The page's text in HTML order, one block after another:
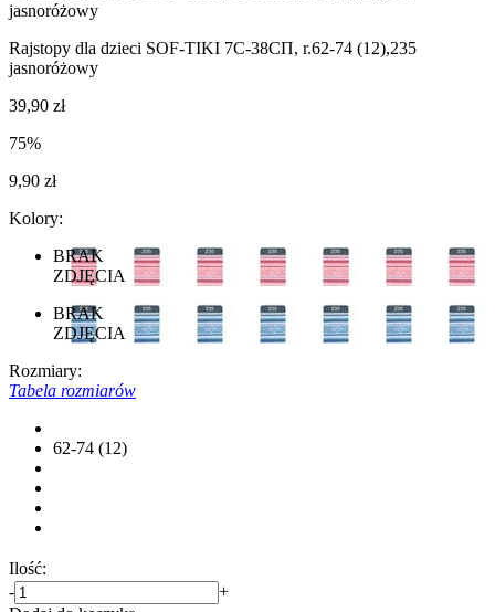
jasnoróżowy
Rajstopy dla dzieci SOF-TIKI 7С-38СП, r.62-74 (12),235
jasnoróżowy
39,90 zł
75%
9,90 zł
Kolory:
BRAK
ZDJĘCIA
BRAK
ZDJĘCIA
Rozmiary:
Tabela rozmiarów
62-74 (12)
Ilość:
-
+